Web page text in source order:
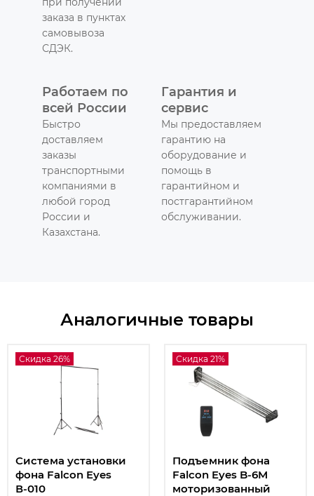
заказа в пунктах
самовывоза
СДЭК.
Работаем по
всей России
Быстро
доставляем
заказы
транспортными
компаниями в
любой город
России и
Казахстана.
Гарантия и
сервис
Мы предоставляем
гарантию на
оборудование и
помощь в
гарантийном и
постгарантийном
обслуживании.
Аналогичные товары
Скидка 26%
Система установки
фона Falcon Eyes
В-010
Скидка 21%
Подъемник фона
Falcon Eyes B-6M
моторизованный